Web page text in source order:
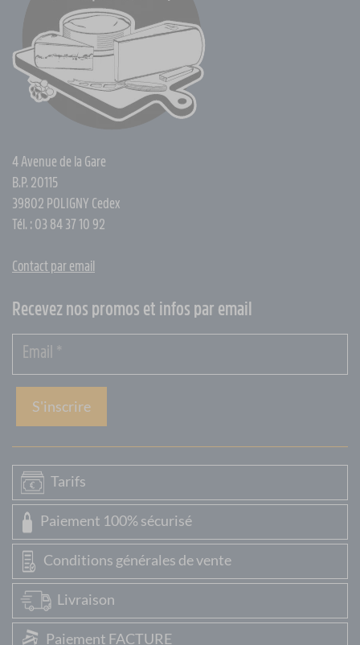
4 Avenue de la Gare
B.P. 20115
39802 POLIGNY Cedex
Tél. : 03 84 37 10 92
Contact par email
Recevez nos promos et infos par email
S'inscrire
Tarifs
Paiement 100% sécurisé
Conditions générales de vente
Livraison
Paiement FACTURE